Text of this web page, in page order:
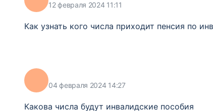
12 февраля 2024 11:11
Как узнать кого числа приходит пенсия по
04 февраля 2024 14:27
Какова числа будут инвалидские пособия